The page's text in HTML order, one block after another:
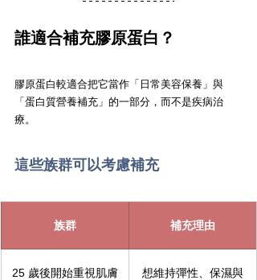
誰適合補充膠原蛋白？
膠原蛋白較適合把它當作「日常美容保養」與
「蛋白質營養補充」的一部分，而不是疾病治
療。
這些族群可以考慮補充
族群 補充理由
25 歲後開始重視肌膚
想維持彈性、保濕與